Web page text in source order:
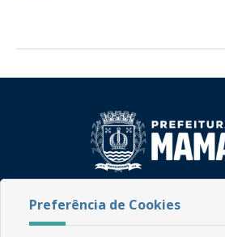
Rua do Imperador, 78, Centro
Preferência de Cookies